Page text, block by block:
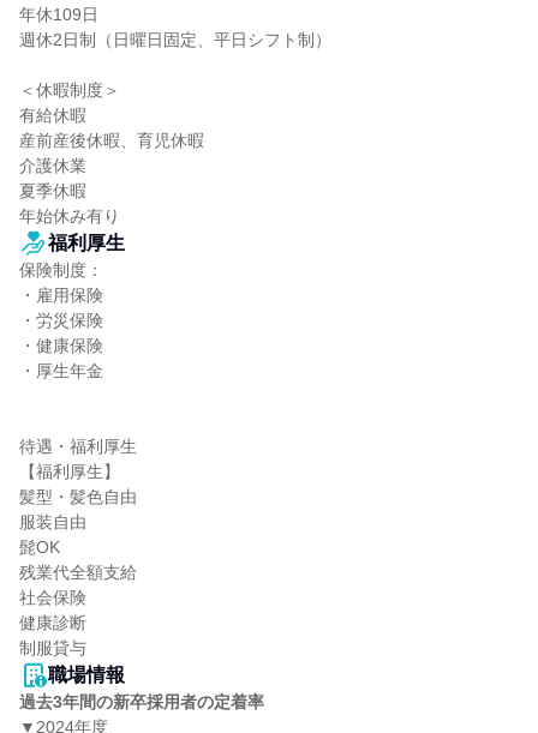
年休109日
週休2日制（日曜日固定、平日シフト制）
＜休暇制度＞
有給休暇
産前産後休暇、育児休暇
介護休業
夏季休暇
年始休み有り
福利厚生
保険制度：
・雇用保険
・労災保険
・健康保険
・厚生年金
待遇・福利厚生
【福利厚生】
髪型・髪色自由
服装自由
髭OK
残業代全額支給
社会保険
健康診断
制服貸与
職場情報
過去3年間の新卒採用者の定着率
▼2024年度